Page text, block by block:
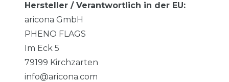
Hersteller / Verantwortlich in der EU:
aricona GmbH
PHENO FLAGS
Im Eck 5
79199 Kirchzarten
info@aricona.com